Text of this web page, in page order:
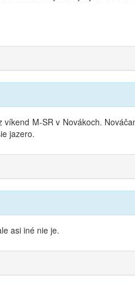
víkend M-SR v Novákoch.
jazero.
asi iné nie je.